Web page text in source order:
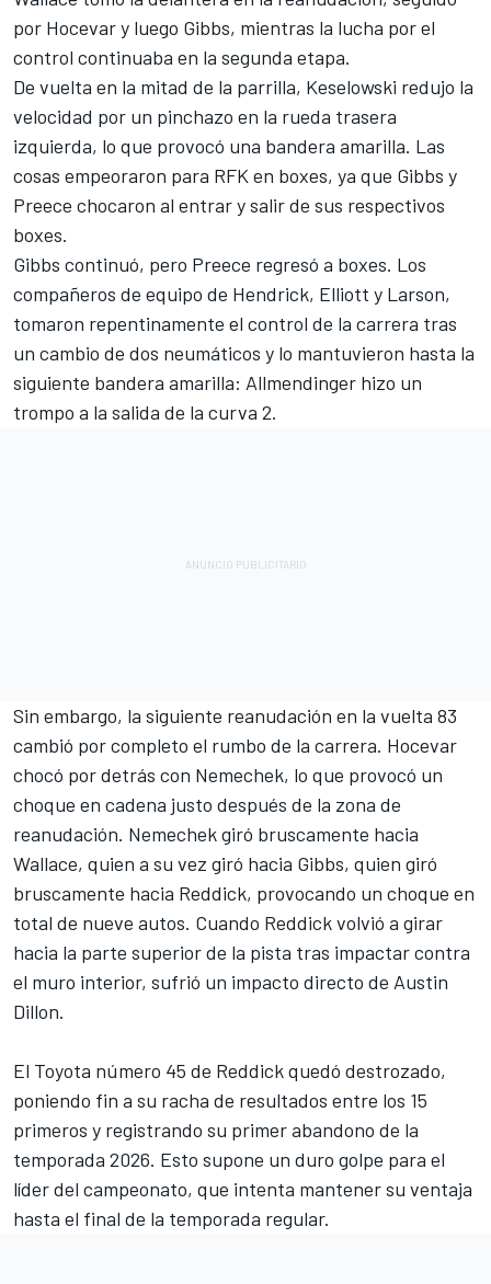
por Hocevar y luego Gibbs, mientras la lucha por el
control continuaba en la segunda etapa.
De vuelta en la mitad de la parrilla, Keselowski redujo la
velocidad por un pinchazo en la rueda trasera
izquierda, lo que provocó una bandera amarilla. Las
cosas empeoraron para RFK en boxes, ya que Gibbs y
Preece chocaron al entrar y salir de sus respectivos
boxes.
Gibbs continuó, pero Preece regresó a boxes. Los
compañeros de equipo de Hendrick, Elliott y Larson,
tomaron repentinamente el control de la carrera tras
un cambio de dos neumáticos y lo mantuvieron hasta la
siguiente bandera amarilla: Allmendinger hizo un
trompo a la salida de la curva 2.
Sin embargo, la siguiente reanudación en la vuelta 83
cambió por completo el rumbo de la carrera. Hocevar
chocó por detrás con Nemechek, lo que provocó un
choque en cadena justo después de la zona de
reanudación. Nemechek giró bruscamente hacia
Wallace, quien a su vez giró hacia Gibbs, quien giró
bruscamente hacia Reddick, provocando un choque en
total de nueve autos. Cuando Reddick volvió a girar
hacia la parte superior de la pista tras impactar contra
el muro interior, sufrió un impacto directo de Austin
Dillon.
El Toyota número 45 de Reddick quedó destrozado,
poniendo fin a su racha de resultados entre los 15
primeros y registrando su primer abandono de la
temporada 2026. Esto supone un duro golpe para el
líder del campeonato, que intenta mantener su ventaja
hasta el final de la temporada regular.